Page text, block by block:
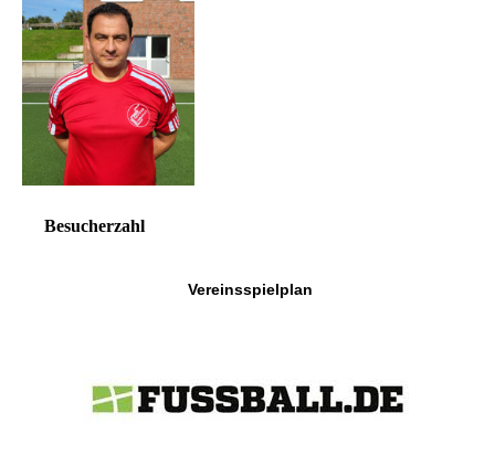
Besucherzahl
Vereinsspielplan